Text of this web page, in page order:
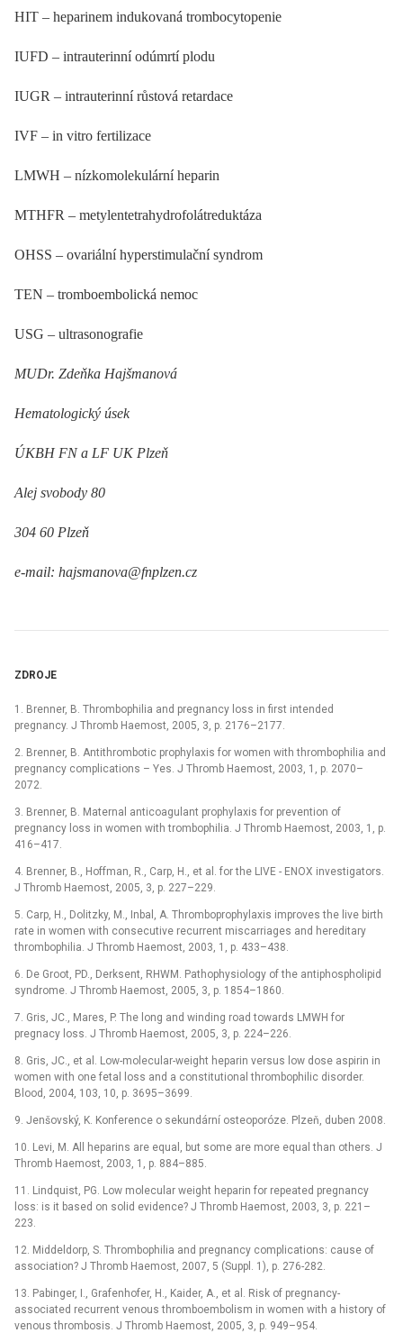
HIT –⁠ heparinem indukovaná trombocytopenie
IUFD –⁠ intrauterinní odúmrtí plodu
IUGR –⁠ intrauterinní růstová retardace
IVF –⁠ in vitro fertilizace
LMWH –⁠ nízkomolekulární heparin
MTHFR –⁠ metylentetrahydrofolátreduktáza
OHSS –⁠ ovariální hyperstimulační syndrom
TEN –⁠ tromboembolická nemoc
USG –⁠ ultrasonografie
MUDr. Zdeňka Hajšmanová
Hematologický úsek
ÚKBH FN a LF UK Plzeň
Alej svobody 80
304 60 Plzeň
e-mail: hajsmanova@fnplzen.cz
ZDROJE
1. Brenner, B. Thrombophilia and pregnancy loss in first intended
pregnancy. J Thromb Haemost, 2005, 3, p. 2176–2177.
2. Brenner, B. Antithrombotic prophylaxis for women with thrombophilia and
pregnancy complications –⁠ Yes. J Thromb Haemost, 2003, 1, p. 2070–
2072.
3. Brenner, B. Maternal anticoagulant prophylaxis for prevention of
pregnancy loss in women with trombophilia. J Thromb Haemost, 2003, 1, p.
416–417.
4. Brenner, B., Hoffman, R., Carp, H., et al. for the LIVE -⁠ ENOX investigators.
J Thromb Haemost, 2005, 3, p. 227–229.
5. Carp, H., Dolitzky, M., Inbal, A. Thromboprophylaxis improves the live birth
rate in women with consecutive recurrent miscarriages and hereditary
thrombophilia. J Thromb Haemost, 2003, 1, p. 433–438.
6. De Groot, PD., Derksent, RHWM. Pathophysiology of the antiphospholipid
syndrome. J Thromb Haemost, 2005, 3, p. 1854–1860.
7. Gris, JC., Mares, P. The long and winding road towards LMWH for
pregnacy loss. J Thromb Haemost, 2005, 3, p. 224–226.
8. Gris, JC., et al. Low-molecular-weight heparin versus low dose aspirin in
women with one fetal loss and a constitutional thrombophilic disorder.
Blood, 2004, 103, 10, p. 3695–3699.
9. Jenšovský, K. Konference o sekundární osteoporóze. Plzeň, duben 2008.
10. Levi, M. All heparins are equal, but some are more equal than others. J
Thromb Haemost, 2003, 1, p. 884–885.
11. Lindquist, PG. Low molecular weight heparin for repeated pregnancy
loss: is it based on solid evidence? J Thromb Haemost, 2003, 3, p. 221–
223.
12. Middeldorp, S. Thrombophilia and pregnancy complications: cause of
association? J Thromb Haemost, 2007, 5 (Suppl. 1), p. 276-282.
13. Pabinger, I., Grafenhofer, H., Kaider, A., et al. Risk of pregnancy-
associated recurrent venous thromboembolism in women with a history of
venous thrombosis. J Thromb Haemost, 2005, 3, p. 949–954.